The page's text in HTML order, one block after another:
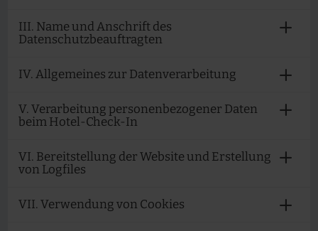
III. Name und Anschrift des
Datenschutzbeauftragten
IV. Allgemeines zur Datenverarbeitung
V. Verarbeitung personenbezogener Daten
beim Hotel-Check-In
VI. Bereitstellung der Website und Erstellung
von Logfiles
VII. Verwendung von Cookies